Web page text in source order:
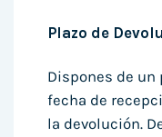
Plazo de
Dispones de un
fecha de
la devolución.